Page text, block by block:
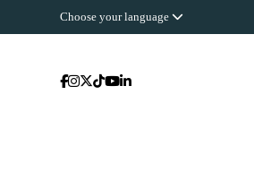
Choose your language